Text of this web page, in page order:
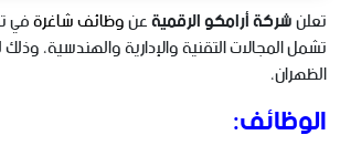
تعلنشركة أرامكو الرقميةعنوظائف شاغرةفي
تشمل المجالات التقنية والإدارية والهندسية،
الظهران،
الوظائف: